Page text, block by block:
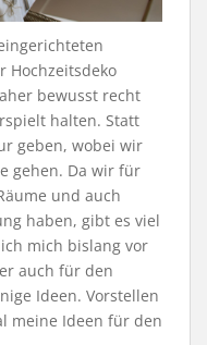
Hochzeitsdeko
bewusst recht
halten. Statt
geben, wobei wir
gehen. Da wir für
und auch
haben, gibt es viel
mich bislang vor
auch für den
Ideen. Vorstellen
meine Ideen für den